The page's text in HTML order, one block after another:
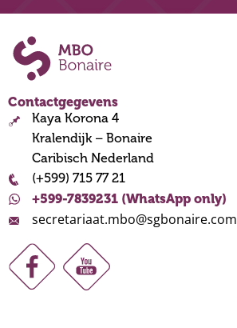
Contactgegevens
Kaya Korona 4
Kralendijk – Bonaire
Caribisch Nederland
(+599) 715 77 21
+599-7839231 (WhatsApp only)
secretariaat.mbo@sgbonaire.com